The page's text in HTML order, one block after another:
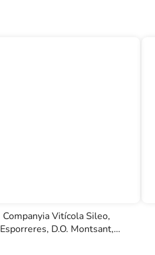
Companyia Vitícola Sileo,
Esporreres, D.O. Montsant,